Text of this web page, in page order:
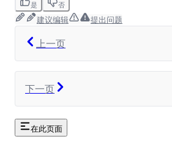
是 否
建议编辑 提出问题
上一页
下一页
在此页面